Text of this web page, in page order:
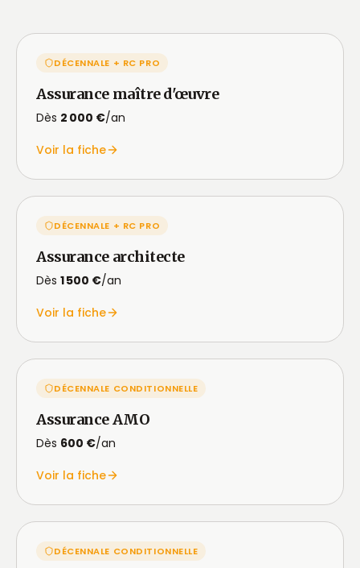
DÉCENNALE + RC PRO
Assurance maître d'œuvre
Dès 2 000 €/an
Voir la fiche
DÉCENNALE + RC PRO
Assurance architecte
Dès 1 500 €/an
Voir la fiche
DÉCENNALE CONDITIONNELLE
Assurance AMO
Dès 600 €/an
Voir la fiche
DÉCENNALE CONDITIONNELLE